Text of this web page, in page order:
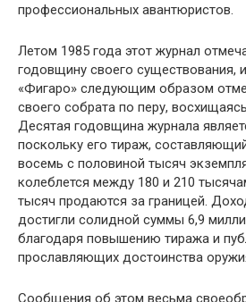
профессиональных авантюристов.
Летом 1985 года этот журнал
годовщину своего существования,
«Фигаро» следующим образом
своего собрата по перу,
Десятая годовщина журнала
поскольку его тираж,
восемь с половиной тысяч
колеблется между 180 и 210
тысяч продаются за границей.
достигли солидной суммы 6,9
благодаря повышению тиража и
прославляющих достоинства
Сообщения об этом весьма